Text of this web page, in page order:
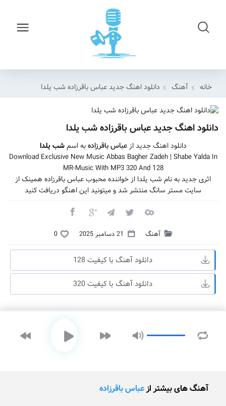
خانه آهنگ دانلود اهنگ جدید عباس باقرزاده شب یلدا
دانلود اهنگ جدید عباس باقرزاده شب یلدا
دانلود اهنگ جدید ازعباس باقرزادهبه اسمشب یلدا
Download Exclusive New Music Abbas Bagher Zadeh | Shabe Yalda In
MR-Music With MP3 320 And 128
اثری جدید به نام شب یلدا از خواننده محبوب عباس باقرزاده همینک از
سایت مستر سانگ منتشر شد و میتونید این اهنگو دریافت کنید
آهنگ 21 دسامبر 2025 0
دانلود آهنگ با کیفیت 128
دانلود آهنگ با کیفیت 320
آهنگ های بیشتر ازعباس باقرزاده